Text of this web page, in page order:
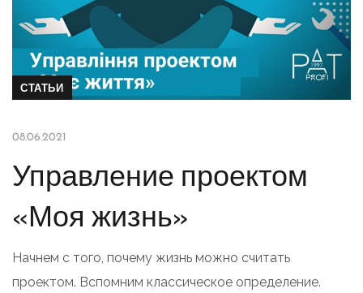
СТАТЬИ
08.06.2021
Управление проектом
«Моя жизнь»
Начнем с того, почему жизнь можно считать
проектом. Вспомним классическое определение.